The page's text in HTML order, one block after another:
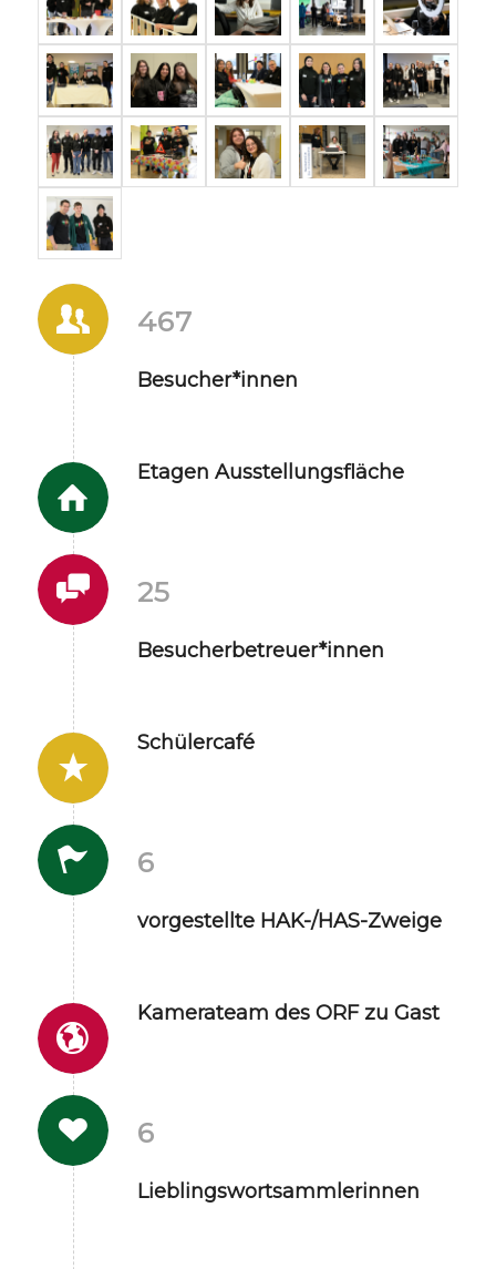
467
Besucher*innen
Etagen Ausstellungsfläche
25
Besucherbetreuer*innen
Schülercafé
6
vorgestellte HAK-/HAS-Zweige
Kamerateam des ORF zu Gast
6
Lieblingswortsammlerinnen